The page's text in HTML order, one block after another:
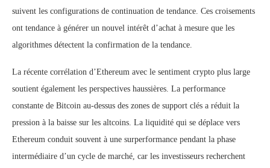
suivent les configurations de continuation de tendance. Ces croisements
ont tendance à générer un nouvel intérêt d’achat à mesure que les
algorithmes détectent la confirmation de la tendance.
La récente corrélation d’Ethereum avec le sentiment crypto plus large
soutient également les perspectives haussières. La performance
constante de Bitcoin au-dessus des zones de support clés a réduit la
pression à la baisse sur les altcoins. La liquidité qui se déplace vers
Ethereum conduit souvent à une surperformance pendant la phase
intermédiaire d’un cycle de marché, car les investisseurs recherchent